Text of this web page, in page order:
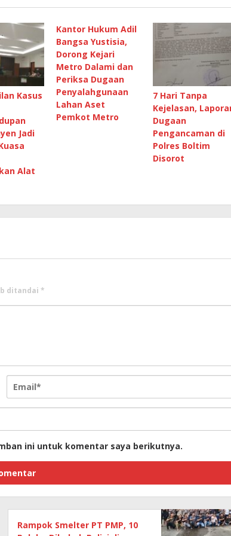
Kasus
Jadi
Alat
Kantor Hukum Adil
Bangsa Yustisia,
Dorong Kejari
Metro Dalami dan
Periksa Dugaan
Penyalahgunaan
Lahan Aset
Pemkot Metro
7 Hari Tanpa
Kejelasan,
Dugaan
Pengancaman di
Polres Boltim
Disorot
ditandai *
ini untuk komentar saya berikutnya.
Rampok Smelter PT PMP, 10